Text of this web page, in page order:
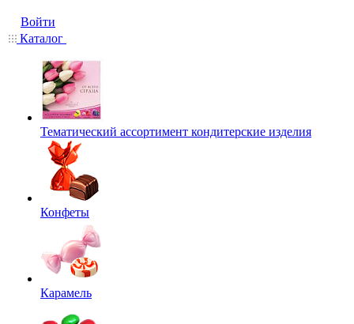
Войти
Каталог
Тематический ассортимент кондитерские изделия
Конфеты
Карамель